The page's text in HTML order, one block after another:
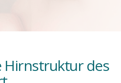
Hirnstruktur des